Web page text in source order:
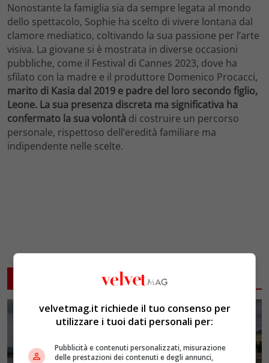
Nonostante la famiglia sia da sempre legata al mondo
dello spettacolo, Sophie ha scelto di vivere lontana dal
clamore mediatico, coltivando la sua passione per l’arte
visiva. La giovane si è mostrata in diverse occasioni
pubbliche, come il Festival di Cannes 2023, dove ha
sfilato con la madre e il produttore Domenico Procacci,
marito di Kasia dal 2019 e padre del loro secondo figlio,
Leone. La sua presenza discreta ma significativa ha
confermato la sua volontà di costruire un percorso
personale, rispettoso dell’eredità familiare ma
indipendente nelle scelte.
ARTICOLI CORRELATI
velvetmag.it richiede il tuo consenso per
utilizzare i tuoi dati personali per:
Pubblicità e contenuti personalizzati, misurazione
delle prestazioni dei contenuti e degli annunci,